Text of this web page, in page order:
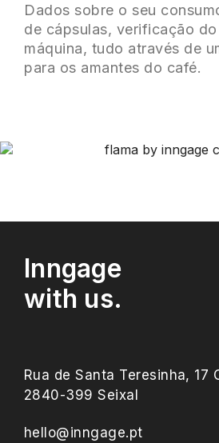
Dados sobre o seu
de cápsulas, verificação
máquina, tudo através de
para os amantes do café.
Inngage
with us.
Rua de Santa Teresinha, 17
2840-399 Seixal
hello@inngage.pt